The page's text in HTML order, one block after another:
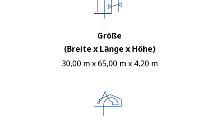
Größe
(Breite x Länge x Höhe)
30,00 m x 65,00 m x 4,20 m